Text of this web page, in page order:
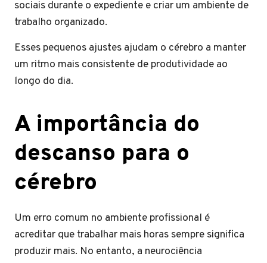
sociais durante o expediente e criar um ambiente de
trabalho organizado.
Esses pequenos ajustes ajudam o cérebro a manter
um ritmo mais consistente de produtividade ao
longo do dia.
A importância do
descanso para o
cérebro
Um erro comum no ambiente profissional é
acreditar que trabalhar mais horas sempre significa
produzir mais. No entanto, a neurociência